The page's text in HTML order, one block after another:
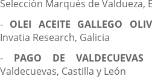
Selección Marqués de Valdueza,
- OLEI ACEITE GALLEGO
Invatia Research, Galicia
- PAGO DE
Valdecuevas, Castilla y León